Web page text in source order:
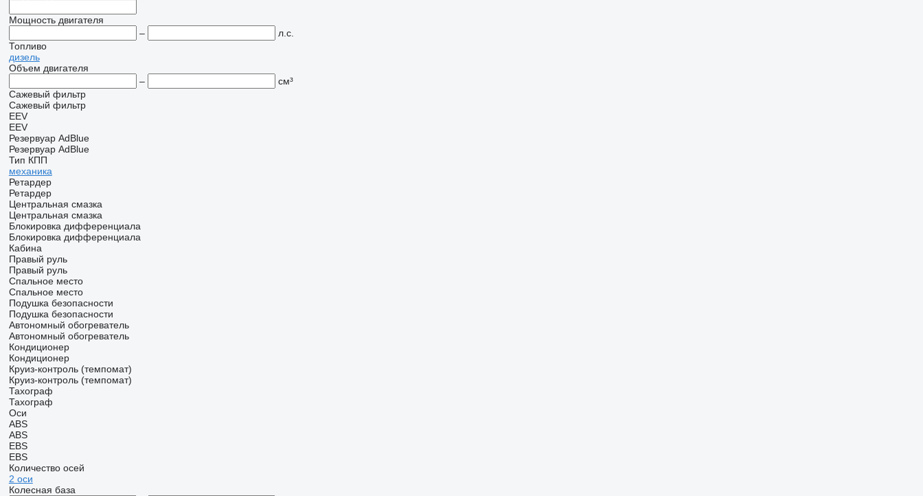
Мощность двигателя
–
л.с.
Топливо
дизель
Объем двигателя
–
см³
Сажевый фильтр
Сажевый фильтр
EEV
EEV
Резервуар AdBlue
Резервуар AdBlue
Тип КПП
механика
Ретардер
Ретардер
Центральная смазка
Центральная смазка
Блокировка дифференциала
Блокировка дифференциала
Кабина
Правый руль
Правый руль
Спальное место
Спальное место
Подушка безопасности
Подушка безопасности
Автономный обогреватель
Автономный обогреватель
Кондиционер
Кондиционер
Круиз-контроль (темпомат)
Круиз-контроль (темпомат)
Тахограф
Тахограф
Оси
ABS
ABS
EBS
EBS
Количество осей
2 оси
Колесная база